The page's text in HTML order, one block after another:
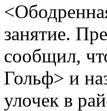
занятие.
сообщил,
Гольф> и
улочек в